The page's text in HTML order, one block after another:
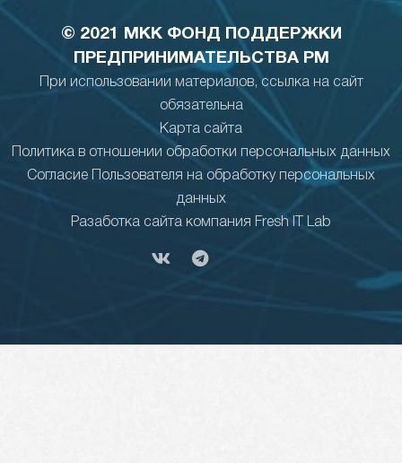
© 2021 МКК ФОНД ПОДДЕРЖКИ
ПРЕДПРИНИМАТЕЛЬСТВА РМ
При использовании материалов, ссылка на сайт
обязательна
Карта сайта
Политика в отношении обработки персональных данных
Согласие Пользователя на обработку персональных
данных
Разаботка сайта компания Fresh IT Lab